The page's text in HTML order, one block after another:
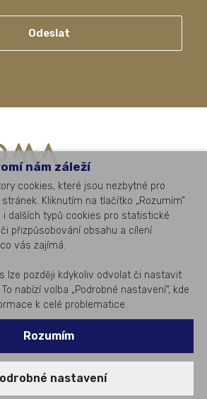
Odeslat
nám záleží
cookies, které jsou nezbytné pro
Kliknutím na tlačítko „Rozumím“
dalších typů cookies pro statistické
přizpůsobování obsahu a cílení
vás zajímá.
lze později kdykoliv odvolat či nastavit
nabízí volba „Podrobné nastavení“, kde
k celé problematice.
Rozumím
nastavení